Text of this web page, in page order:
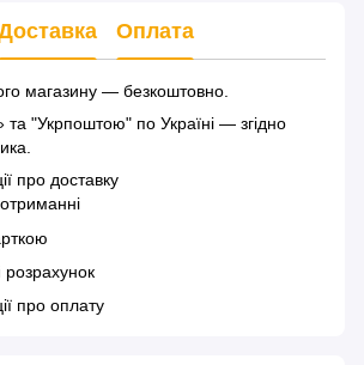
Оплата
магазину — безкоштовно.
"Укрпоштою" по Україні — згідно
про доставку
розрахунок
про оплату